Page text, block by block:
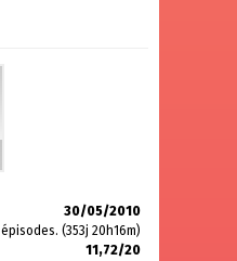
30/05/2010
épisodes. (353j 20h16m)
11,72/20